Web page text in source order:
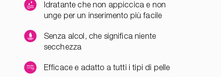
Idratante che non appiccica e non
unge per un inserimento più facile
Senza alcol, che significa niente
secchezza
Efficace e adatto a tutti i tipi di pelle